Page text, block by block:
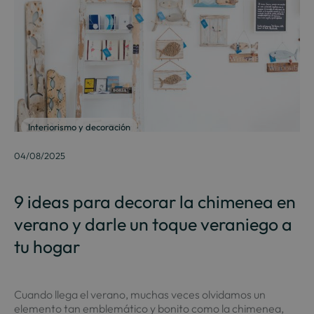
Interiorismo y decoración
04/08/2025
9 ideas para decorar la chimenea en
verano y darle un toque veraniego a
tu hogar
Cuando llega el verano, muchas veces olvidamos un
elemento tan emblemático y bonito como la chimenea,